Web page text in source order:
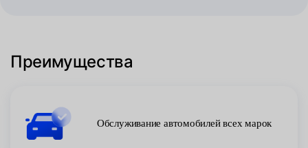
Преимущества
Обслуживание автомобилей всех марок